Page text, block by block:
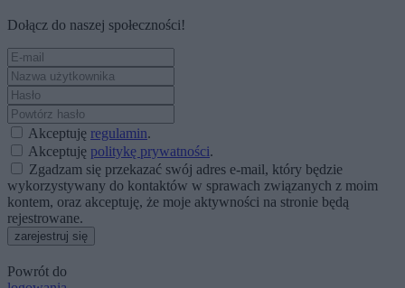
Dołącz do naszej społeczności!
Akceptuję regulamin.
Akceptuję politykę prywatności.
Zgadzam się przekazać swój adres e-mail, który będzie
wykorzystywany do kontaktów w sprawach związanych z moim
kontem, oraz akceptuję, że moje aktywności na stronie będą
rejestrowane.
zarejestruj się
Powrót do